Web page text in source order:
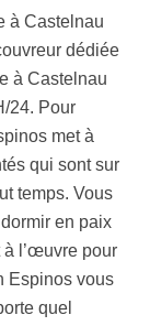
à Castelnau
dédiée
à Castelnau
24. Pour
met à
qui sont sur
temps. Vous
en paix
à l’œuvre pour
Espinos vous
quel